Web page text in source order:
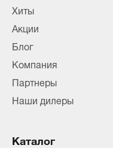
Хиты
Акции
Блог
Компания
Партнеры
Наши дилеры
Каталог